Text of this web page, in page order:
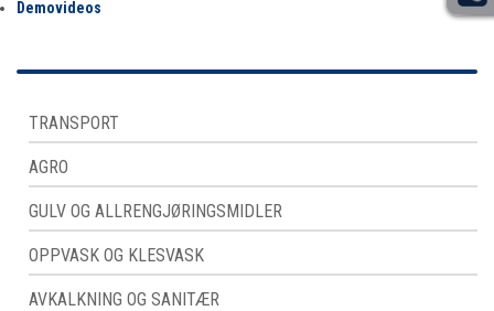
Demovideos
TRANSPORT
AGRO
GULV OG ALLRENGJØRINGSMIDLER
OPPVASK OG KLESVASK
AVKALKNING OG SANITÆR